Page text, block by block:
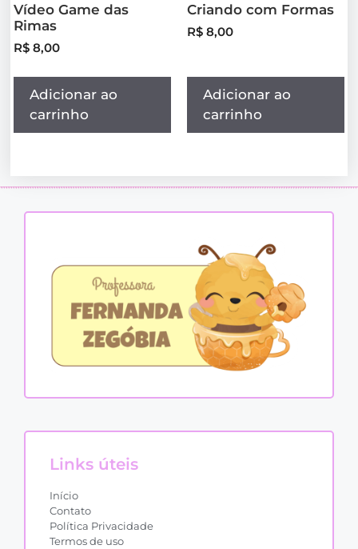
Vídeo Game das
Rimas
R$ 8,00
Adicionar ao
carrinho
Criando com Formas
R$ 8,00
Adicionar ao
carrinho
Links úteis
Início
Contato
Política Privacidade
Termos de uso